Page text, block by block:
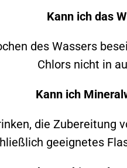
Kann ich das
des Wassers
Chlors nicht in
Kann ich
die Zubereitung
geeignetes